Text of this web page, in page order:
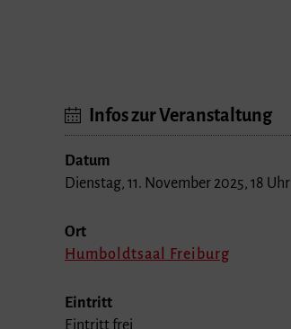
Infos zur Veranstaltung
Datum
Dienstag, 11. November 2025, 18 Uhr
Ort
Humboldtsaal Freiburg
Eintritt
Eintritt frei